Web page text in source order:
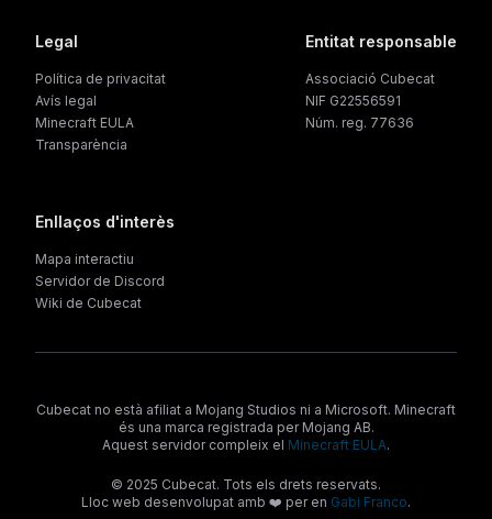
Legal
Política de privacitat
Avís legal
Minecraft EULA
Transparència
Entitat responsable
Associació Cubecat
NIF G22556591
Núm. reg. 77636
Enllaços d'interès
Mapa interactiu
Servidor de Discord
Wiki de Cubecat
Cubecat no està afiliat a Mojang Studios ni a Microsoft. Minecraft
és una marca registrada per Mojang AB.
Aquest servidor compleix el Minecraft EULA.
© 2025 Cubecat. Tots els drets reservats.
Lloc web desenvolupat amb ❤️ per en Gabi Franco.